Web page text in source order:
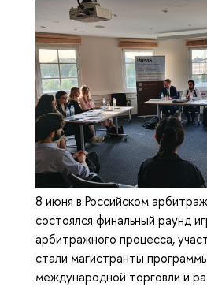
8 июня в Российском
состоялся финальный раунд
арбитражного процесса,
стали магистранты
международной торговли и